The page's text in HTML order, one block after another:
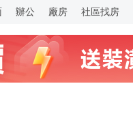
辦公 廠房 社區找房